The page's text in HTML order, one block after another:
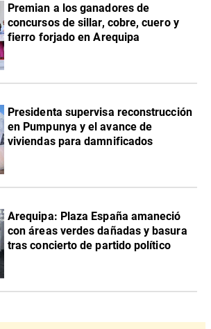
Premian a los ganadores de
concursos de sillar, cobre, cuero y
fierro forjado en Arequipa
Presidenta supervisa reconstrucción
en Pumpunya y el avance de
viviendas para damnificados
Arequipa: Plaza España amaneció
con áreas verdes dañadas y basura
tras concierto de partido político